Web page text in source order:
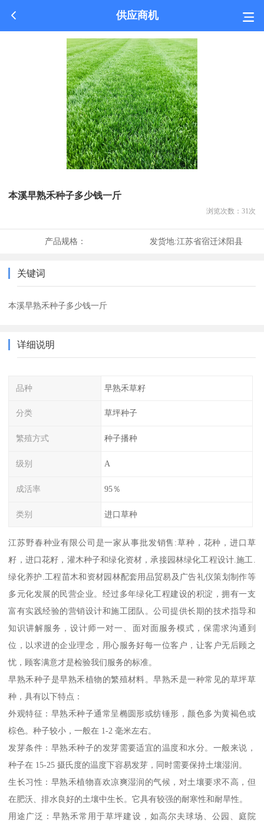
供应商机
本溪早熟禾种子多少钱一斤
浏览次数： 31 次
产品规格： 发货地:江苏省宿迁沭阳县
关键词
本溪早熟禾种子多少钱一斤
详细说明
品种 早熟禾草籽
分类 草坪种子
繁殖方式 种子播种
级别 A
成活率 95％
类别 进口草种
江苏野春种业有限公司是一家从事批发销售:草种，花种，进口草
籽，进口花籽，灌木种子和绿化资材，承接园林绿化工程设计.施工.
绿化养护.工程苗木和资材园林配套用品贸易及广告礼仪策划制作等
多元化发展的民营企业。经过多年绿化工程建设的积淀，拥有一支
富有实践经验的营销设计和施工团队。公司提供长期的技术指导和
知识讲解服务，设计师一对一、面对面服务模式，保需求沟通到
位，以求进的企业理念，用心服务好每一位客户，让客户无后顾之
忧，顾客满意才是检验我们服务的标准。
早熟禾种子是早熟禾植物的繁殖材料。早熟禾是一种常见的草坪草
种，具有以下特点：
外观特征：早熟禾种子通常呈椭圆形或纺锤形，颜色多为黄褐色或
棕色。种子较小，一般在 1-2 毫米左右。
发芽条件：早熟禾种子的发芽需要适宜的温度和水分。一般来说，
种子在 15-25 摄氏度的温度下容易发芽，同时需要保持土壤湿润。
生长习性：早熟禾植物喜欢凉爽湿润的气候，对土壤要求不高，但
在肥沃、排水良好的土壤中生长。它具有较强的耐寒性和耐旱性。
用途广泛：早熟禾常用于草坪建设，如高尔夫球场、公园、庭院